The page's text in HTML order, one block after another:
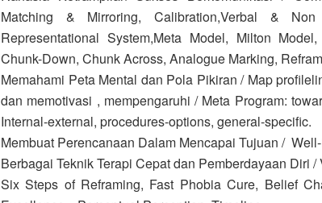
Matching & Mirroring, Calibration,Verbal &
Representational System,Meta Model, Milton
Chunk-Down, Chunk Across, Analogue Marking,
Memahami Peta Mental dan Pola Pikiran / Map
dan memotivasi , mempengaruhi / Meta Program:
Internal-external, procedures-options, general-specific.
Membuat Perencanaan Dalam Mencapai Tujuan /
Berbagai Teknik Terapi Cepat dan Pemberdayaan Diri /
Six Steps of Reframing, Fast Phobia Cure, Belief